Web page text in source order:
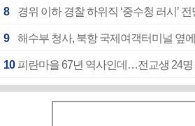
8 경위 이하 경찰 하위직 ‘중수청 러시’
9 해수부 청사, 북항 국제여객터미널 옆
10 피란마을 67년 역사인데…전교생 24명